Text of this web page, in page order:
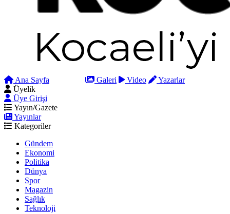
Ana Sayfa Galeri Video
Yazarlar
Üyelik
Üye Girişi
Yayın/Gazete
Yayınlar
Kategoriler
Gündem
Ekonomi
Politika
Dünya
Spor
Magazin
Sağlık
Teknoloji